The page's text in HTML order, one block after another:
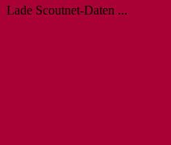
Lade Scoutnet-Daten ...